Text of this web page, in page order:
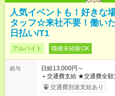
人気イベントも！好きな
タッフ☆来社不要！働い
日払い/T1
アルバイト 職種未経験OK
給与
日給13,000円～
＋交通費支給 ★交通費全額支給！ ┗案件により規定あり ★日払
いOK！（規定あり） ┗働
ンビニATMから 日払い分を引き落
交通費別途支給あり